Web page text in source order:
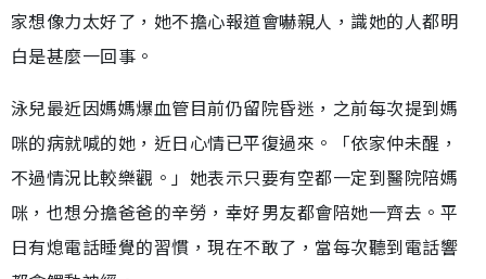
家想像力太好了，她不擔心報道會嚇親人，識她的人都明
白是甚麼一回事。
泳兒最近因媽媽爆血管目前仍留院昏迷，之前每次提到媽
咪的病就喊的她，近日心情已平復過來。「依家仲未醒，
不過情況比較樂觀。」她表示只要有空都一定到醫院陪媽
咪，也想分擔爸爸的辛勞，幸好男友都會陪她一齊去。平
日有熄電話睡覺的習慣，現在不敢了，當每次聽到電話響